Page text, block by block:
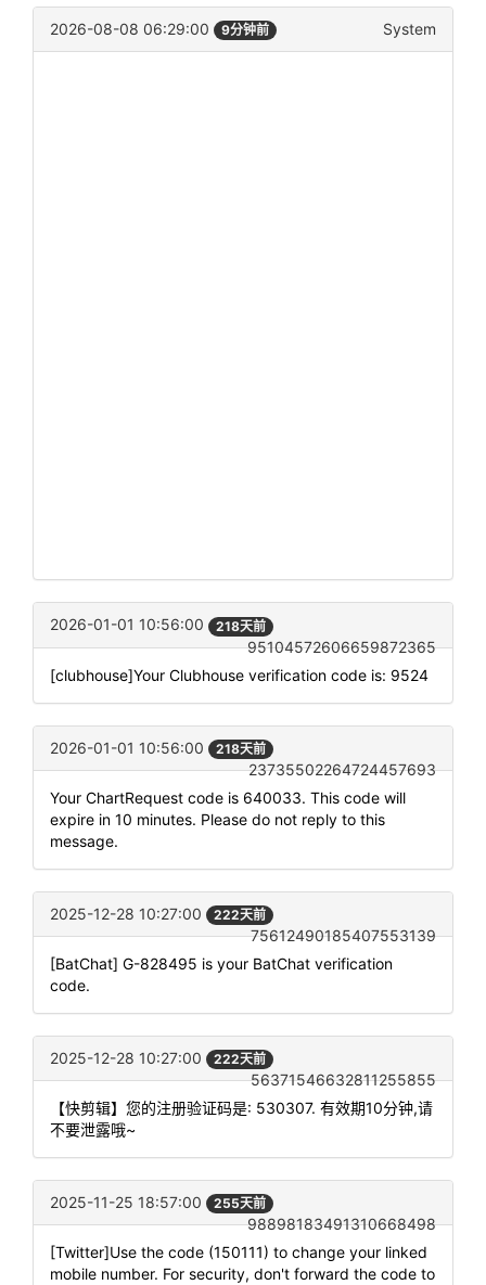
2026-08-08 06:29:00 9分钟前 System
2026-01-01 10:56:00 218天前
95104572606659872365
[clubhouse]Your Clubhouse verification code is: 9524
2026-01-01 10:56:00 218天前
23735502264724457693
Your ChartRequest code is 640033. This code will
expire in 10 minutes. Please do not reply to this
message.
2025-12-28 10:27:00 222天前
75612490185407553139
[BatChat] G-828495 is your BatChat verification
code.
2025-12-28 10:27:00 222天前
56371546632811255855
【快剪辑】您的注册验证码是: 530307. 有效期10分钟,请
不要泄露哦~
2025-11-25 18:57:00 255天前
98898183491310668498
[Twitter]Use the code (150111) to change your linked
mobile number. For security, don't forward the code to